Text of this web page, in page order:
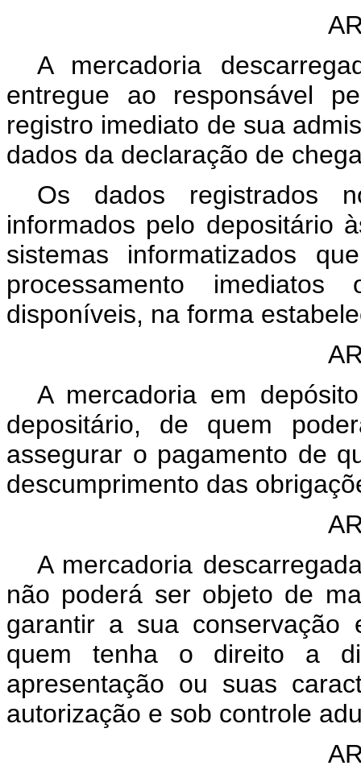
A mercadoria
entregue ao responsável
registro imediato de sua
dados da declaração de
Os dados registrados
informados pelo depositário
sistemas informatizados
processamento
disponíveis, na forma
A mercadoria em
depositário, de quem
assegurar o pagamento de
descumprimento das
A mercadoria
não poderá ser objeto de
garantir a sua conservação
quem tenha o direito a
apresentação ou suas
autorização e sob controle